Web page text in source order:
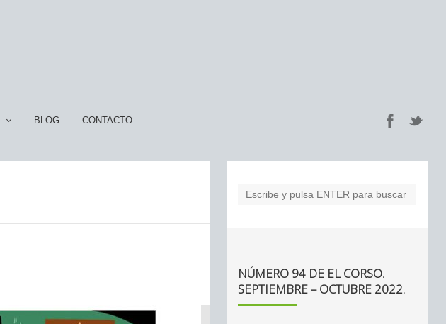
BLOG CONTACTO
NÚMERO 94 DE EL CORSO.
SEPTIEMBRE – OCTUBRE 2022.